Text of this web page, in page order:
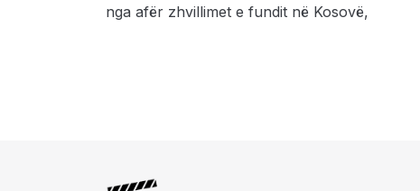
nga afër zhvillimet e fundit në Kosovë,